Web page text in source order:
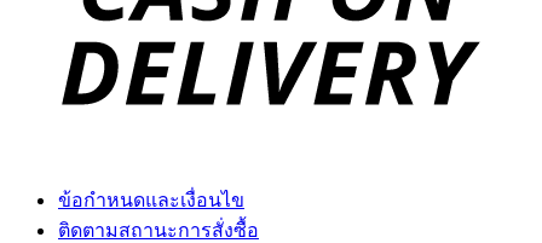
ข้อกำหนดและเงื่อนไข
ติดตามสถานะการสั่งซื้อ